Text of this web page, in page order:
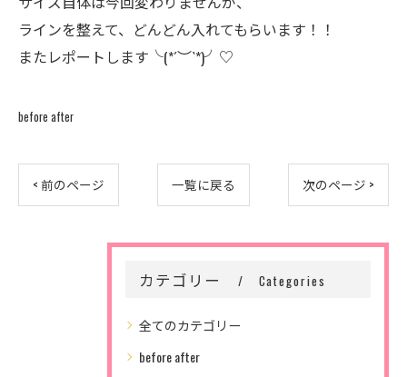
ラインを整えて、どんどん入れてもらいます！！
またレポートします╰(*´︶`*)╯♡
before after
< 前のページ 一覧に戻る 次のページ >
カテゴリー Categories
全てのカテゴリー
before after